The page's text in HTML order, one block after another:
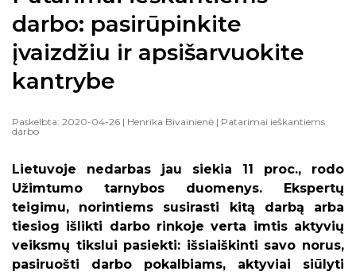
darbo: pasirūpinkite
įvaizdžiu ir apsišarvuokite
kantrybe
Paskelbta: 2020-04-26 | Henrika Bivainienė | Patarimai ieškantiems
darbo
Lietuvoje nedarbas jau siekia 11 proc., rodo
Užimtumo tarnybos duomenys. Ekspertų
teigimu, norintiems susirasti kitą darbą arba
tiesiog išlikti darbo rinkoje verta imtis aktyvių
veiksmų tikslui pasiekti: išsiaiškinti savo norus,
pasiruošti darbo pokalbiams, aktyviai siūlyti